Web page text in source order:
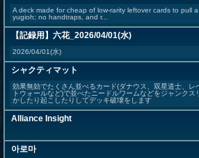
A deck made for cheap of low-rarity leftover cards to pull
yugioh; no handtraps, and r...
【記録用】六花_2026/04/01(水)
2026/04/01(水)
シャクティマット
効果無効でたくさん並べるカード(ダナウス、双星道士、レ
トウォールなど)で並べたニードルワームなどをジャンクス
かしたり起こしたりしてデッキ破壊をします
Alliance Insight
아로마